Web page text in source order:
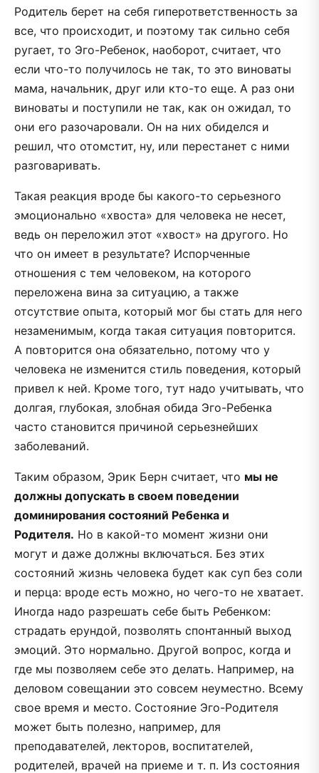
Родитель берет на себя гиперответственность за
все, что происходит, и поэтому так сильно себя
ругает, то Эго-Ребенок, наоборот, считает, что
если что-то получилось не так, то это виноваты
мама, начальник, друг или кто-то еще. А раз они
виноваты и поступили не так, как он ожидал, то
они его разочаровали. Он на них обиделся и
решил, что отомстит, ну, или перестанет с ними
разговаривать.
Такая реакция вроде бы какого-то серьезного
эмоционально «хвоста» для человека не несет,
ведь он переложил этот «хвост» на другого. Но
что он имеет в результате? Испорченные
отношения с тем человеком, на которого
переложена вина за ситуацию, а также
отсутствие опыта, который мог бы стать для него
незаменимым, когда такая ситуация повторится.
А повторится она обязательно, потому что у
человека не изменится стиль поведения, который
привел к ней. Кроме того, тут надо учитывать, что
долгая, глубокая, злобная обида Эго-Ребенка
часто становится причиной серьезнейших
заболеваний.
Таким образом, Эрик Берн считает, что мы не
должны допускать в своем поведении
доминирования состояний Ребенка и
Родителя. Но в какой-то момент жизни они
могут и даже должны включаться. Без этих
состояний жизнь человека будет как суп без соли
и перца: вроде есть можно, но чего-то не хватает.
Иногда надо разрешать себе быть Ребенком:
страдать ерундой, позволять спонтанный выход
эмоций. Это нормально. Другой вопрос, когда и
где мы позволяем себе это делать. Например, на
деловом совещании это совсем неуместно. Всему
свое время и место. Состояние Эго-Родителя
может быть полезно, например, для
преподавателей, лекторов, воспитателей,
родителей, врачей на приеме и т. п. Из состояния